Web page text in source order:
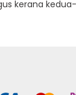
kerana